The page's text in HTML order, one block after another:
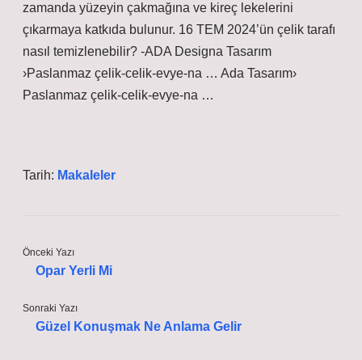
zamanda yüzeyin çakmağına ve kireç lekelerini
çıkarmaya katkıda bulunur. 16 TEM 2024’ün çelik tarafı
nasıl temizlenebilir? -ADA Designa Tasarım
›Paslanmaz çelik-celik-evye-na … Ada Tasarım›
Paslanmaz çelik-celik-evye-na …
Tarih: Makaleler
Önceki Yazı
Opar Yerli Mi
Sonraki Yazı
Güzel Konuşmak Ne Anlama Gelir